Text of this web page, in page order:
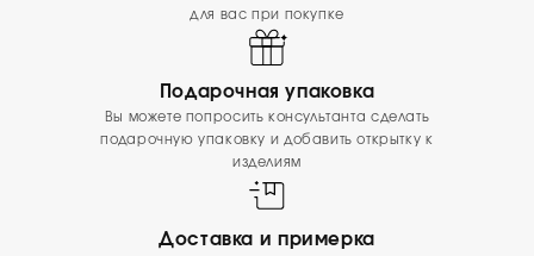
для вас при покупке
Подарочная упаковка
Вы можете попросить консультанта сделать
подарочную упаковку и добавить открытку к
изделиям
Доставка и примерка